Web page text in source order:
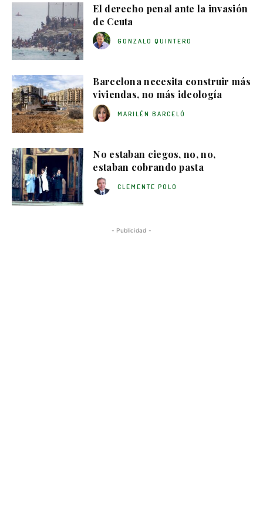
El derecho penal ante la invasión
de Ceuta
GONZALO QUINTERO
Barcelona necesita construir más
viviendas, no más ideología
MARILÉN BARCELÓ
No estaban ciegos, no, no,
estaban cobrando pasta
CLEMENTE POLO
- Publicidad -